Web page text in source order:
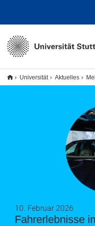
Universität Aktuelles
Fahrerlebnisse
10. Februar 2026